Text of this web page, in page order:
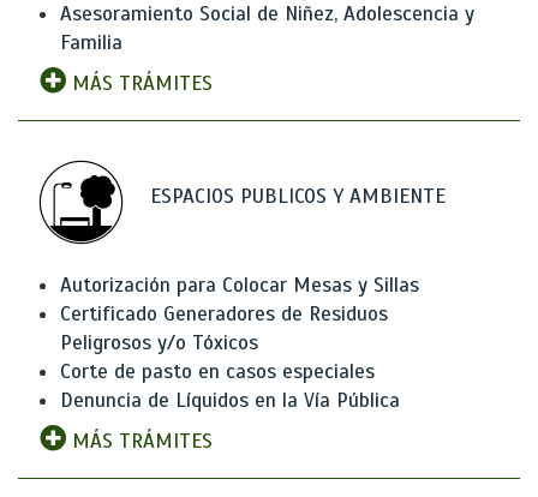
Asesoramiento Social de Niñez, Adolescencia y
Familia
MÁS TRÁMITES
ESPACIOS PUBLICOS Y AMBIENTE
Autorización para Colocar Mesas y Sillas
Certificado Generadores de Residuos
Peligrosos y/o Tóxicos
Corte de pasto en casos especiales
Denuncia de Líquidos en la Vía Pública
MÁS TRÁMITES